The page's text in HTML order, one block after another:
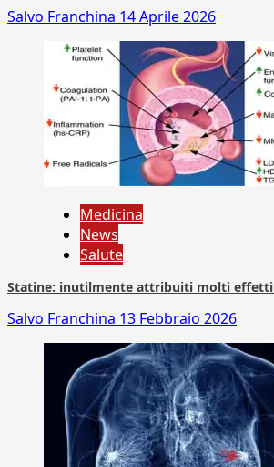
Salvo Franchina 14 Aprile 2026
Medicina
News
Salute
Statine: inutilmente attribuiti molti effetti
Salvo Franchina 13 Febbraio 2026